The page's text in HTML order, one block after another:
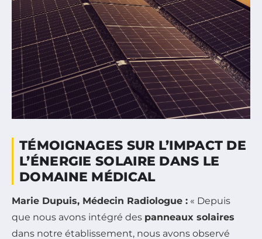
TÉMOIGNAGES SUR L’IMPACT DE
L’ÉNERGIE SOLAIRE DANS LE
DOMAINE MÉDICAL
Marie Dupuis, Médecin Radiologue : « Depuis
que nous avons intégré des panneaux solaires
dans notre établissement, nous avons observé